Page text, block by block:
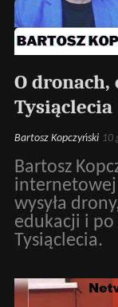
O
Tysiąclecia
Bartosz Kopczyński 10
Bartosz
internetowej
wysyła
edukacji i po
Tysiąclecia.